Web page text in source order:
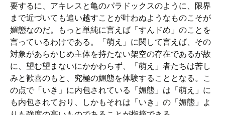
要するに、アキレスと亀のパラドックスのように、限界
まで近づいても追い越すことが叶わぬようなものこそが
媚態なのだ。もっと単純に言えば「すんドめ」のことを
言っているわけである。「萌え」に関して言えば、その
対象があらかじめ主体を持たない架空の存在であるが故
に、望む望まないにかかわらず、「萌え」者たちは苦し
みと歓喜のもと、究極の媚態を体験することとなる。こ
の点で「いき」に内包されている「媚態」は「萌え」に
も内包されており、しかもそれは「いき」の「媚態」よ